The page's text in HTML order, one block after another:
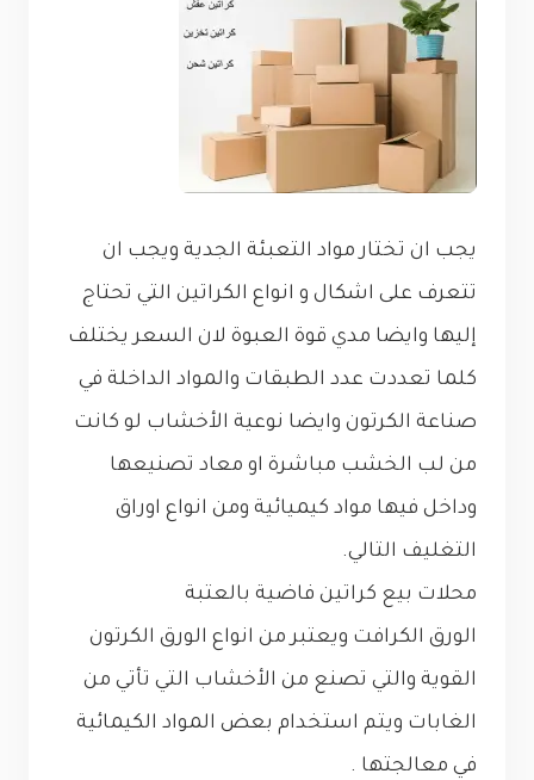
يجب ان تختار مواد التعبئة الجدية ويجب ان
تتعرف على اشكال و انواع الكراتين التي تحتاج
إليها وايضا مدي قوة العبوة لان السعر يختلف
كلما تعددت عدد الطبقات والمواد الداخلة في
صناعة الكرتون وايضا نوعية الأخشاب لو كانت
من لب الخشب مباشرة او معاد تصنيعها
وداخل فيها مواد كيميائية ومن انواع اوراق
التغليف التالي.
محلات بيع كراتين فاضية بالعتبة
الورق الكرافت ويعتبر من انواع الورق الكرتون
القوية والتي تصنع من الأخشاب التي تأتي من
الغابات ويتم استخدام بعض المواد الكيمائية
في معالجتها .